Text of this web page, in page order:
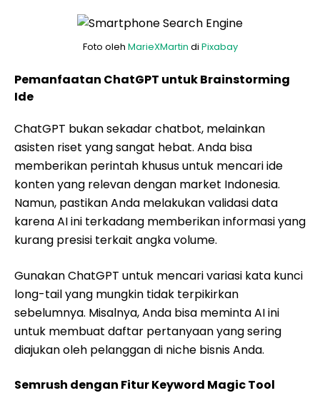
Foto oleh MarieXMartin di Pixabay
Pemanfaatan ChatGPT untuk Brainstorming
Ide
ChatGPT bukan sekadar chatbot, melainkan
asisten riset yang sangat hebat. Anda bisa
memberikan perintah khusus untuk mencari ide
konten yang relevan dengan market Indonesia.
Namun, pastikan Anda melakukan validasi data
karena AI ini terkadang memberikan informasi yang
kurang presisi terkait angka volume.
Gunakan ChatGPT untuk mencari variasi kata kunci
long-tail yang mungkin tidak terpikirkan
sebelumnya. Misalnya, Anda bisa meminta AI ini
untuk membuat daftar pertanyaan yang sering
diajukan oleh pelanggan di niche bisnis Anda.
Semrush dengan Fitur Keyword Magic Tool